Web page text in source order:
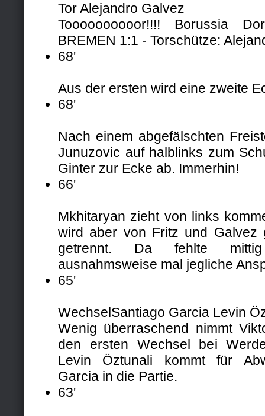
Tor Alejandro Galvez
Toooooooooor!!!! Borussia
BREMEN 1:1 - Torschütze:
68'
Aus der ersten wird eine zweite
68'
Nach einem abgefälschten
Junuzovic auf halblinks zum
Ginter zur Ecke ab. Immerhin!
66'
Mkhitaryan zieht von links
wird aber von Fritz und Galvez
getrennt. Da fehlte
ausnahmsweise mal jegliche
65'
Wechsel Santiago Garcia Levin
Wenig überraschend nimmt
den ersten Wechsel bei
Levin Öztunali kommt für
Garcia in die Partie.
63'